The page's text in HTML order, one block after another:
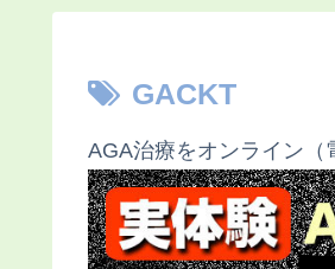
GACKT
AGA治療をオンライン（